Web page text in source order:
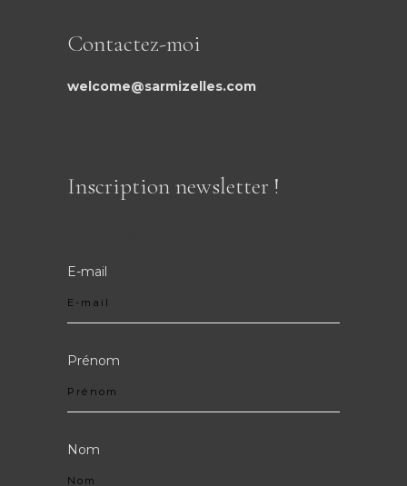
Contactez-moi
welcome@sarmizelles.com
Inscription newsletter !
E-mail
Prénom
Nom